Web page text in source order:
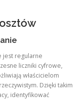
jest regularne
liczniki cyfrowe,
właścicielom
Dzięki takim
identyfikować